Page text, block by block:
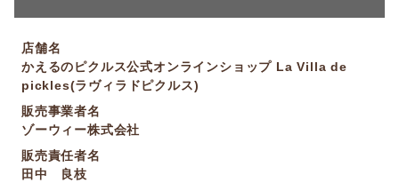
店舗名
かえるのピクルス公式オンラインショップ La Villa de
pickles(ラヴィラドピクルス)
販売事業者名
ゾーウィー株式会社
販売責任者名
田中 良枝